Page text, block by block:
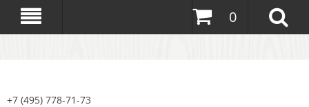
0
+7 (495) 778-71-73